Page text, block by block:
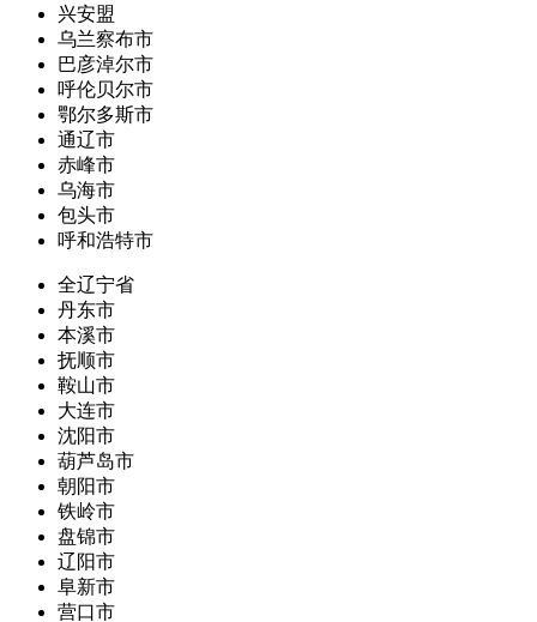
兴安盟
乌兰察布市
巴彦淖尔市
呼伦贝尔市
鄂尔多斯市
通辽市
赤峰市
乌海市
包头市
呼和浩特市
全辽宁省
丹东市
本溪市
抚顺市
鞍山市
大连市
沈阳市
葫芦岛市
朝阳市
铁岭市
盘锦市
辽阳市
阜新市
营口市